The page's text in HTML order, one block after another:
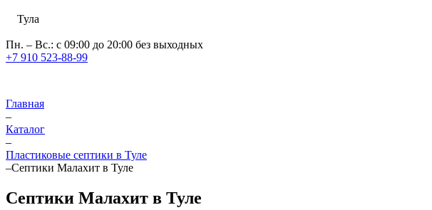
Тула
Пн. – Вс.: с 09:00 до 20:00 без выходных
+7 910 523-88-99
Главная
–
Каталог
–
Пластиковые септики в Туле
–Септики Малахит в Туле
Септики Малахит в Туле